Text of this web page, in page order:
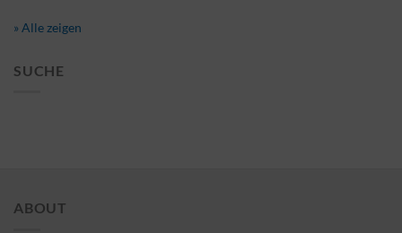
» Alle zeigen
SUCHE
ABOUT